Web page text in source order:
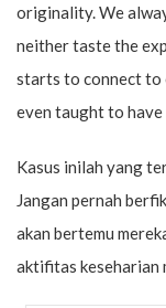
originality. We
neither taste the
starts to connect to
even taught to
Kasus inilah yang
Jangan pernah
akan bertemu
aktifitas keseharian